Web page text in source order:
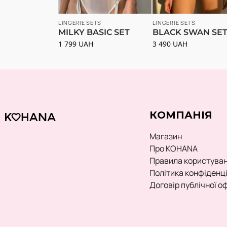
LINGERIE SETS
MILKY BASIC SET
1 799 UAH
LINGERIE SETS
BLACK SWAN SET
3 490 UAH
КОМПАНІЯ
Магазин
Про KOHANA
Правила
Політика
Договір публічної